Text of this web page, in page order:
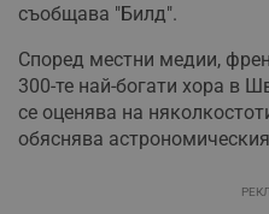
съобщава "Билд".
Според местни медии,
300-те най-богати хора в
се оценява на
обяснява